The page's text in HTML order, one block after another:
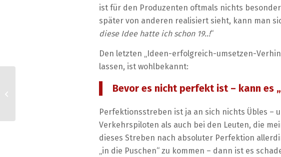
ist für den Produzenten oftmals nichts
später von anderen realisiert sieht, kann man
diese Idee hatte ich schon 19..!“
Den letzten „Ideen-erfolgreich-umsetzen-
lassen, ist wohlbekannt:
Bevor es nicht perfekt ist – kann es
Perfektionsstreben ist ja an sich nichts Übles –
Verkehrspiloten als auch bei den Leuten, die
dieses Streben nach absoluter Perfektion
„in die Puschen“ zu kommen – dann ist es
Coach, Trainer, Berater – wer bin ich